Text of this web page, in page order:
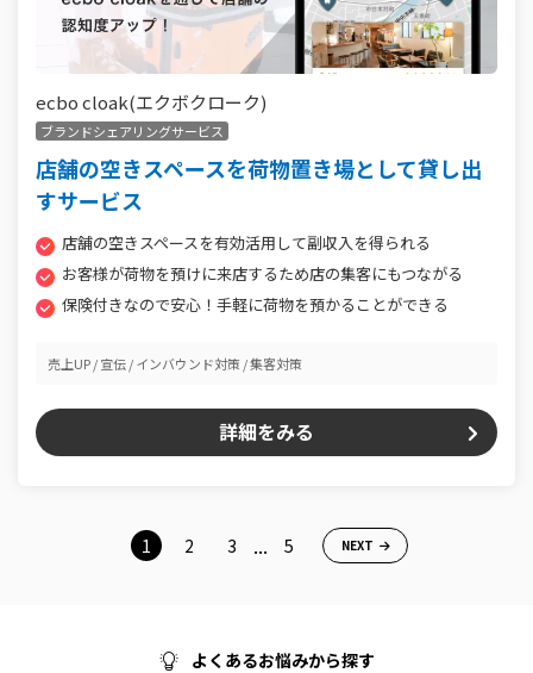
ecbo cloak(エクボクローク)
ブランドシェアリングサービス
店舗の空きスペースを荷物置き場として貸し出
すサービス
店舗の空きスペースを有効活用して副収入を得られる
お客様が荷物を預けに来店するため店の集客にもつながる
保険付きなので安心！手軽に荷物を預かることができる
売上UP 宣伝 インバウンド対策 集客対策
詳細をみる
1 2 3 ... 5 NEXT
よくあるお悩みから探す